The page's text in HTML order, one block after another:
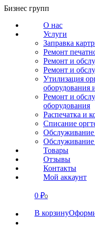
Перейти
содержанию
Бизнес групп
О нас
Услуги
Заправка
Ремонт
Ремонт и
Ремонт и
Утилизация
оборудования
Ремонт и
оборудования
Распечатка и
Списание
Обслуживание
Обслуживание
Товары
Отзывы
Контакты
Мой аккаунт
0 ₽0
В корзину
СВЯЗАТЬСЯ
О нас